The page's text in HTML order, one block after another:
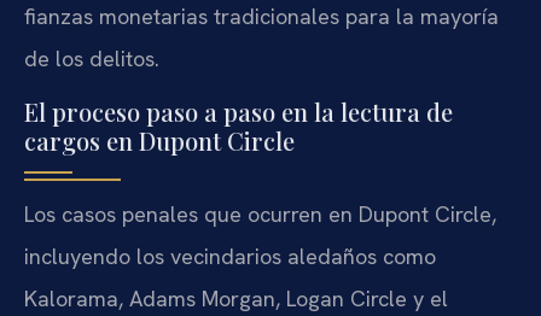
fianzas monetarias tradicionales para la mayoría
de los delitos.
El proceso paso a paso en la lectura de
cargos en Dupont Circle
Los casos penales que ocurren en Dupont Circle,
incluyendo los vecindarios aledaños como
Kalorama, Adams Morgan, Logan Circle y el